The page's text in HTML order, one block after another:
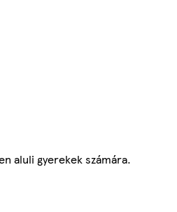
aluli gyerekek számára.